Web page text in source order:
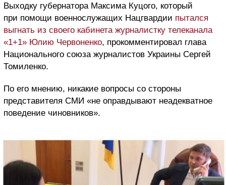
Выходку губернатора Максима Куцого, который
при помощи военнослужащих Нацгвардии пытался
выгнать из своего кабинета журналистку телеканала
«1+1» Юлию Червоненко, прокомментировал глава
Национального союза журналистов Украины Сергей
Томиленко.
По его мнению, никакие вопросы со стороны
представителя СМИ «не оправдывают неадекватное
поведение чиновников».